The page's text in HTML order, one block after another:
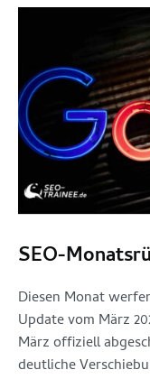
SEO-
Diesen Monat
Update vom März
März offiziell
deutliche